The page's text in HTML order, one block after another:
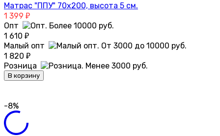
Матрас "ППУ" 70х200, высота 5 см.
1 399 ₽
Опт
1 610 ₽
Малый опт
1 820 ₽
Розница
В корзину
-8%